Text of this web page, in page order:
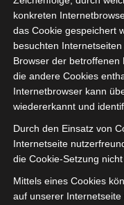
dass
Wiener
Das
sich so
Messing
Raum
schwer
konkreten
das Cookie gespeichert
besuchten
Browser der
die andere Cookies
Internetbrowser kann
wiedererkannt und
Durch den Einsatz von
Internetseite
die Cookie-Setzung
Mittels eines Cookies
auf unserer